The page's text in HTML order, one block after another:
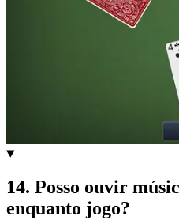
14. Posso ouvir
enquanto jogo?